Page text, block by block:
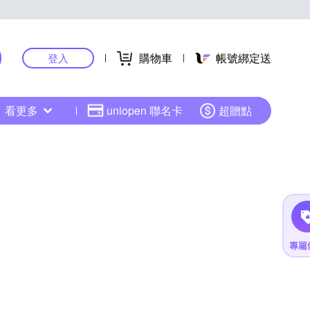
登入 購物車 帳號綁定送
看更多 uniopen 聯名卡 超贈點